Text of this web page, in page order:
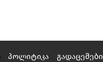
პოლიტიკა გადაცემები